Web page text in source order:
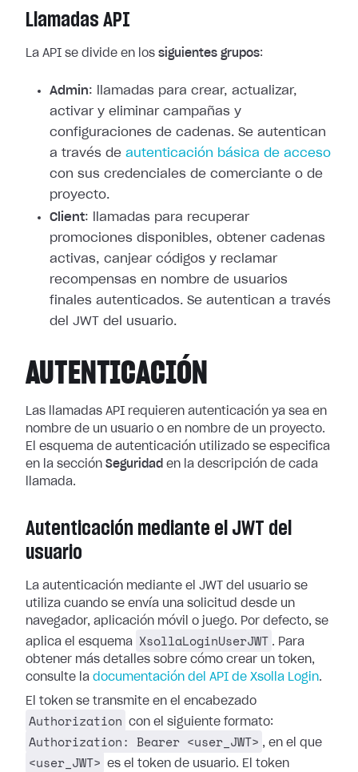
Llamadas API
La API se divide en los siguientes grupos:
Admin: llamadas para crear, actualizar,
activar y eliminar campañas y
configuraciones de cadenas. Se autentican
a través de autenticación básica de acceso
con sus credenciales de comerciante o de
proyecto.
Client: llamadas para recuperar
promociones disponibles, obtener cadenas
activas, canjear códigos y reclamar
recompensas en nombre de usuarios
finales autenticados. Se autentican a través
del JWT del usuario.
AUTENTICACIÓN
Las llamadas API requieren autenticación ya sea en
nombre de un usuario o en nombre de un proyecto.
El esquema de autenticación utilizado se especifica
en la sección Seguridad en la descripción de cada
llamada.
Autenticación mediante el JWT del
usuario
La autenticación mediante el JWT del usuario se
utiliza cuando se envía una solicitud desde un
navegador, aplicación móvil o juego. Por defecto, se
aplica el esquema
XsollaLoginUserJWT . Para
obtener más detalles sobre cómo crear un token,
consulte la documentación del API de Xsolla Login.
El token se transmite en el encabezado
Authorization con el siguiente formato:
Authorization: Bearer <user_JWT> , en el que
<user_JWT>
es el token de usuario. El token